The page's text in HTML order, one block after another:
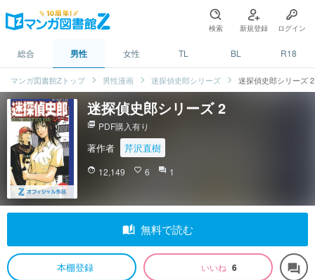
検索 新規登録 ログイン
総合 男性 女性 TL BL R18
マンガ図書館Zトップ 男性漫画 迷探偵史郎シリーズ 迷探偵史郎シリーズ 2
迷探偵史郎シリーズ 2
picture_as_pdf PDF購入有り
著作者 芹沢直樹
face 12,149 favorite_border 6 question_answer 1
auto_stories 無料で読む
本棚登録 いいね 6 forum